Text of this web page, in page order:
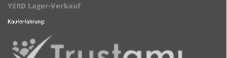
YERD Lager-Verkauf
Kauferfahrung: